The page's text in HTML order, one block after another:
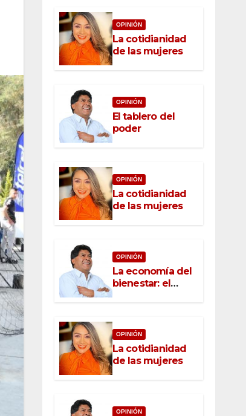
OPINIÓN
La cotidianidad
de las mujeres
OPINIÓN
El tablero del
poder
OPINIÓN
La cotidianidad
de las mujeres
OPINIÓN
La economía del
bienestar: el
nuevo rostro del
OPINIÓN
La cotidianidad
de las mujeres
OPINIÓN